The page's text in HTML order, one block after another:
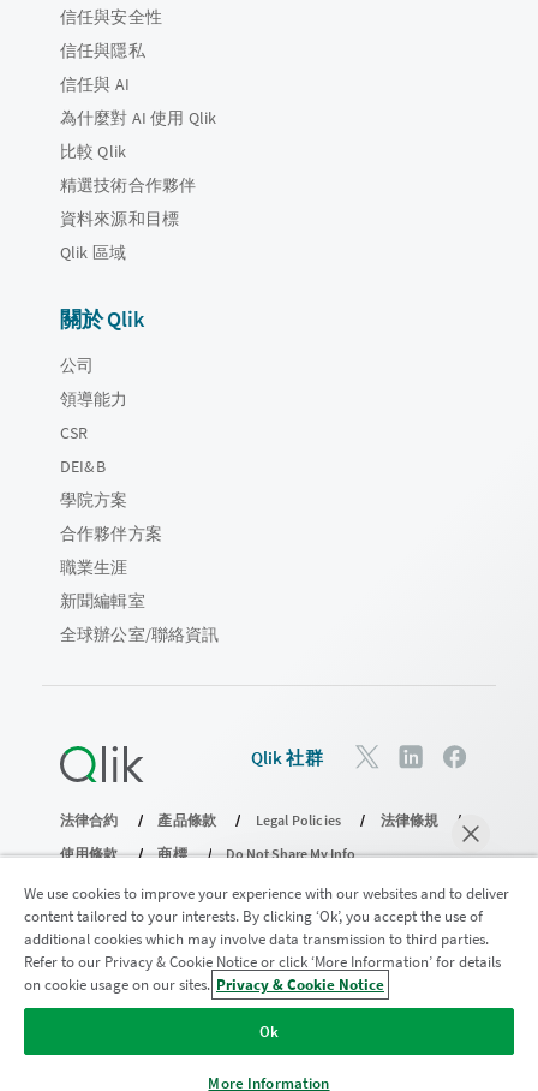
立即聊天
信任與安全性
信任與隱私
信任與 AI
為什麼對 AI 使用 Qlik
比較 Qlik
精選技術合作夥伴
資料來源和目標
Qlik 區域
關於 Qlik
公司
領導能力
CSR
DEI&B
學院方案
合作夥伴方案
職業生涯
新聞編輯室
全球辦公室/聯絡資訊
Qlik 社群
法律合約 產品條款 Legal Policies
法律條規
使用條款
商標
Do Not Share My Info
© 1993-2026 QlikTech International AB。保留所有權利。
加入分析現代化計畫
We use cookies to improve your experience with our websites and to deliver
content tailored to your interests. By clicking ‘Ok’, you accept the use of
additional cookies which may involve data transmission to third parties.
Refer to our Privacy & Cookie Notice or click ‘More Information’ for details
on cookie usage on our sites. Privacy & Cookie Notice
Ok
More Information